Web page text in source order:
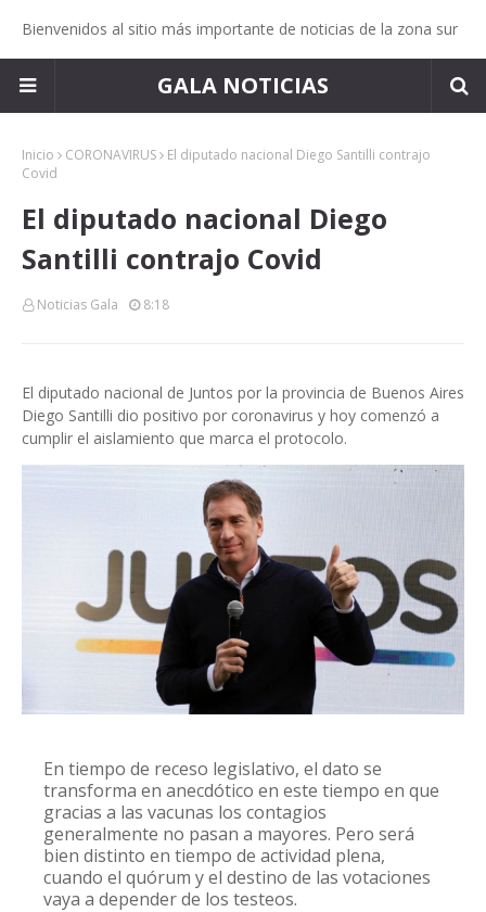
Bienvenidos al sitio más importante de noticias de la zona sur
GALA NOTICIAS
Inicio CORONAVIRUS
El diputado nacional Diego Santilli contrajo
Covid
El diputado nacional Diego
Santilli contrajo Covid
Noticias Gala 8:18
El diputado nacional de Juntos por la provincia de Buenos Aires
Diego Santilli dio positivo por coronavirus y hoy comenzó a
cumplir el aislamiento que marca el protocolo.
En tiempo de receso legislativo, el dato se
transforma en anecdótico en este tiempo en que
gracias a las vacunas los contagios
generalmente no pasan a mayores. Pero será
bien distinto en tiempo de actividad plena,
cuando el quórum y el destino de las votaciones
vaya a depender de los testeos.